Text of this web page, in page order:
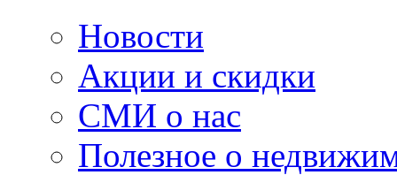
Новости
Акции и скидки
СМИ о нас
Полезное о